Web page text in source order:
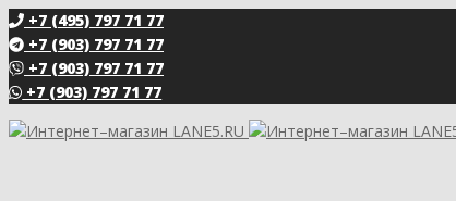
+7 (495) 797 71 77
+7 (903) 797 71 77
+7 (903) 797 71 77
+7 (903) 797 71 77